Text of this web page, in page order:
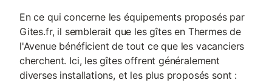
En ce qui concerne les équipements proposés par
Gites.fr, il semblerait que les gîtes en Thermes de
l'Avenue bénéficient de tout ce que les vacanciers
cherchent. Ici, les gîtes offrent généralement
diverses installations, et les plus proposés sont :